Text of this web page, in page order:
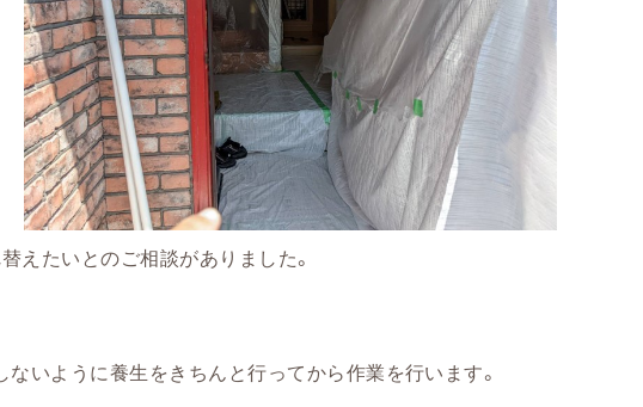
えたいとのご相談がありました。
いように養生をきちんと行ってから作業を行います。